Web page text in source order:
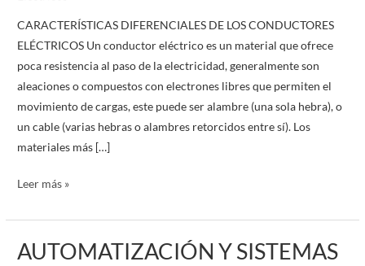
CARACTERÍSTICAS DIFERENCIALES DE LOS CONDUCTORES
ELÉCTRICOS Un conductor eléctrico es un material que ofrece
poca resistencia al paso de la electricidad, generalmente son
aleaciones o compuestos con electrones libres que permiten el
movimiento de cargas, este puede ser alambre (una sola hebra), o
un cable (varias hebras o alambres retorcidos entre sí). Los
materiales más […]
Leer más »
AUTOMATIZACIÓN Y SISTEMAS
AUTOMATIZACIÓN